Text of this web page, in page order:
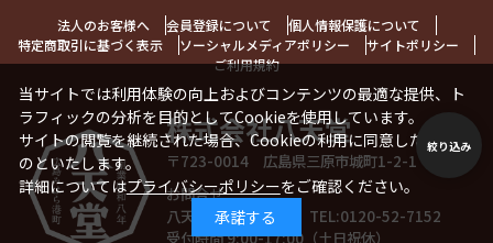
絞り込み
法人のお客様へ 会員登録について
個人情報保護について
特定商取引に基づく表示
ソーシャルメディアポリシー
サイトポリシー
ご利用規約
株式会社八天堂
〒723-0014 広島県三原市城町1-2-1 1階
お問合せ
八天堂お客様相談室 TEL:0120-52-7152
受付時間 9:00-17:00（土日祝休）
当サイトでは利用体験の向上およびコンテンツの最適な提供、ト
ラフィックの分析を目的としてCookieを使用しています。
サイトの閲覧を継続された場合、Cookieの利用に同意したことも
のといたします。
詳細についてはプライバシーポリシーをご確認ください。
承諾する